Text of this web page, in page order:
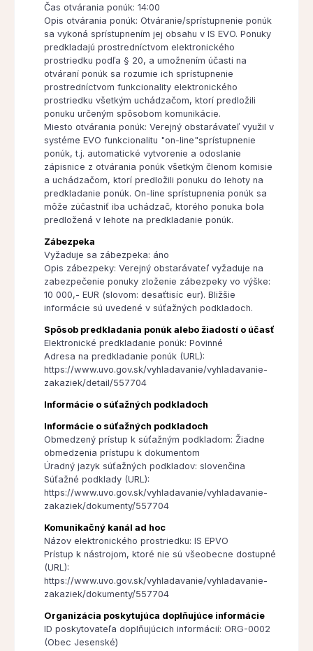
Čas otvárania ponúk: 14:00
Opis otvárania ponúk: Otváranie/sprístupnenie ponúk
sa vykoná sprístupnením jej obsahu v IS EVO. Ponuky
predkladajú prostredníctvom elektronického
prostriedku podľa § 20, a umožnením účasti na
otváraní ponúk sa rozumie ich sprístupnenie
prostredníctvom funkcionality elektronického
prostriedku všetkým uchádzačom, ktorí predložili
ponuku určeným spôsobom komunikácie.
Miesto otvárania ponúk: Verejný obstarávateľ využil v
systéme EVO funkcionalitu "on-line"sprístupnenie
ponúk, t.j. automatické vytvorenie a odoslanie
zápisnice z otvárania ponúk všetkým členom komisie
a uchádzačom, ktorí predložili ponuku do lehoty na
predkladanie ponúk. On-line sprístupnenia ponúk sa
môže zúčastniť iba uchádzač, ktorého ponuka bola
predložená v lehote na predkladanie ponúk.
Zábezpeka
Vyžaduje sa zábezpeka: áno
Opis zábezpeky: Verejný obstarávateľ vyžaduje na
zabezpečenie ponuky zloženie zábezpeky vo výške:
10 000,- EUR (slovom: desaťtisíc eur). Bližšie
informácie sú uvedené v súťažných podkladoch.
Spôsob predkladania ponúk alebo žiadostí o účasť
Elektronické predkladanie ponúk: Povinné
Adresa na predkladanie ponúk (URL):
https://www.uvo.gov.sk/vyhladavanie/vyhladavanie-
zakaziek/detail/557704
Informácie o súťažných podkladoch
Informácie o súťažných podkladoch
Obmedzený prístup k súťažným podkladom: Žiadne
obmedzenia prístupu k dokumentom
Úradný jazyk súťažných podkladov: slovenčina
Súťažné podklady (URL):
https://www.uvo.gov.sk/vyhladavanie/vyhladavanie-
zakaziek/dokumenty/557704
Komunikačný kanál ad hoc
Názov elektronického prostriedku: IS EPVO
Prístup k nástrojom, ktoré nie sú všeobecne dostupné
(URL):
https://www.uvo.gov.sk/vyhladavanie/vyhladavanie-
zakaziek/dokumenty/557704
Organizácia poskytujúca doplňujúce informácie
ID poskytovateľa doplňujúcich informácií: ORG-0002
(Obec Jesenské)